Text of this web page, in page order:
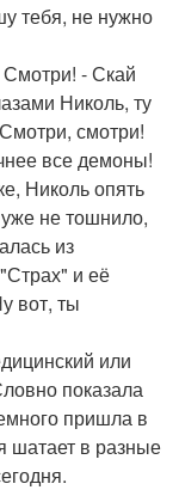
тебя, не нужно
Смотри! - Скай
Николь, ту
смотри!
все демоны!
Николь опять
не тошнило,
из
и её
вот, ты
или
показала
пришла в
шатает в разные